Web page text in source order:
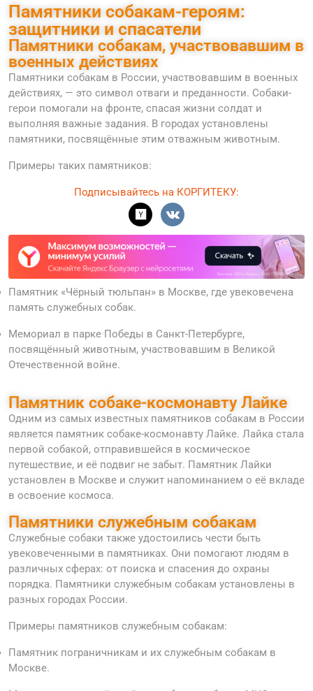
Памятники собакам-героям:
защитники и спасатели
Памятники собакам, участвовавшим в
военных действиях
Памятники собакам в России, участвовавшим в военных
действиях, — это символ отваги и преданности. Собаки-
герои помогали на фронте, спасая жизни солдат и
выполняя важные задания. В городах установлены
памятники, посвящённые этим отважным животным.
Примеры таких памятников:
Подписывайтесь на КОРГИТЕКУ:
Памятник «Чёрный тюльпан» в Москве, где увековечена
память служебных собак.
Мемориал в парке Победы в Санкт-Петербурге,
посвящённый животным, участвовавшим в Великой
Отечественной войне.
Памятник собаке-космонавту Лайке
Одним из самых известных памятников собакам в России
является памятник собаке-космонавту Лайке. Лайка стала
первой собакой, отправившейся в космическое
путешествие, и её подвиг не забыт. Памятник Лайки
установлен в Москве и служит напоминанием о её вкладе
в освоение космоса.
Памятники служебным собакам
Служебные собаки также удостоились чести быть
увековеченными в памятниках. Они помогают людям в
различных сферах: от поиска и спасения до охраны
порядка. Памятники служебным собакам установлены в
разных городах России.
Примеры памятников служебным собакам:
Памятник пограничникам и их служебным собакам в
Москве.